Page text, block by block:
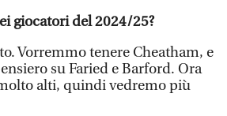
giocatori del 2024/25?
Vorremmo tenere Cheatham, e
su Faried e Barford. Ora
alti, quindi vedremo più